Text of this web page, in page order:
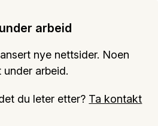
arbeid
nye nettsider. Noen
arbeid.
du leter etter? Ta kontakt